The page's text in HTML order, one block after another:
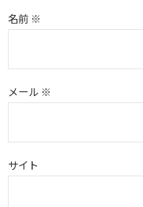
名前 ※
メール ※
サイト